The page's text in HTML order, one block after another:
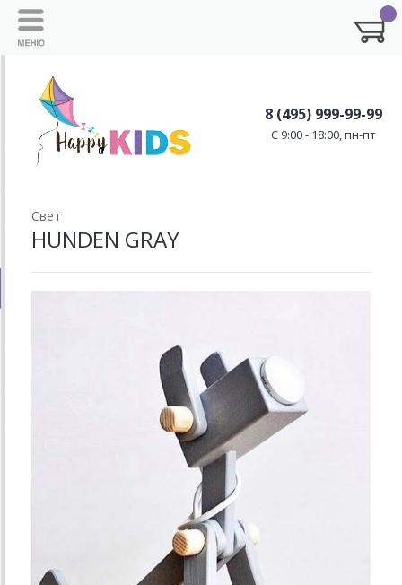
8 (495) 999-99-99
C 9:00 - 18:00, пн-пт
Свет
HUNDEN GRAY